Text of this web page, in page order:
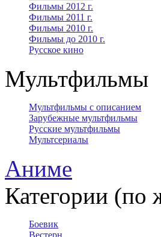
Фильмы 2012 г.
Фильмы 2011 г.
Фильмы 2010 г.
Фильмы до 2010 г.
Русское кино
Мультфильмы
Мультфильмы с описанием
Зарубежные мультфильмы
Русские мультфильмы
Мультсериалы
Аниме
Категории (по
Боевик
Вестерн